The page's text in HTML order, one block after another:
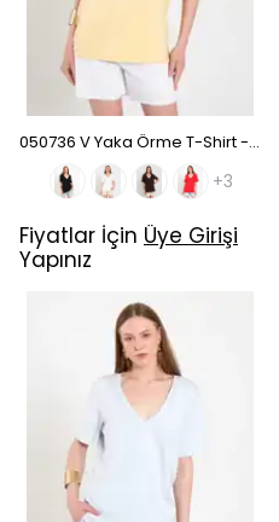
050736 V Yaka Örme T-Shirt - Sarı
+3
Fiyatlar İçin Üye Girişi
Yapınız